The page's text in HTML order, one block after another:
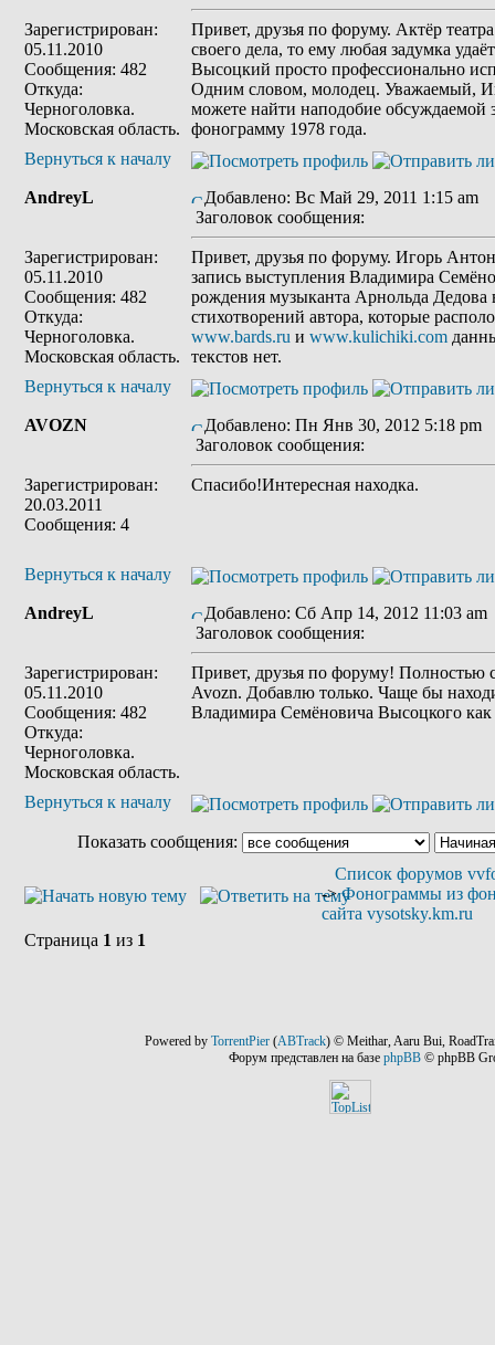
Зарегистрирован:
05.11.2010
Сообщения: 482
Откуда:
Черноголовка.
Московская область.
Привет, друзья по форуму. Актёр
своего дела, то ему любая задумка
Высоцкий просто профессионально
Одним словом, молодец. Уважаемый,
можете найти наподобие обсуждаемой
фонограмму 1978 года.
Вернуться к началу
AndreyL
Зарегистрирован:
05.11.2010
Сообщения: 482
Откуда:
Черноголовка.
Московская область.
Добавлено: Вс Май 29, 2011 1:15 am
Заголовок сообщения:
Привет, друзья по форуму. Игорь
запись выступления Владимира
рождения музыканта Арнольда
стихотворений автора, которые
www.bards.ru и www.kulichiki.com
текстов нет.
Вернуться к началу
AVOZN
Зарегистрирован:
20.03.2011
Сообщения: 4
Добавлено: Пн Янв 30, 2012 5:18 pm
Заголовок сообщения:
Спасибо!Интересная находка.
Вернуться к началу
AndreyL
Зарегистрирован:
05.11.2010
Сообщения: 482
Откуда:
Черноголовка.
Московская область.
Добавлено: Сб Апр 14, 2012 11:03 am
Заголовок сообщения:
Привет, друзья по форуму! Полностью
Avozn. Добавлю только. Чаще бы
Владимира Семёновича Высоцкого как
Вернуться к началу
Показать сообщения:
Список форумов
->Фонограммы из
сайта vysotsky.km.ru
Страница 1 из 1
Powered by TorrentPier (ABTrack) © Meithar, Aaru Bui,
Форум представлен на базе phpBB© phpBB